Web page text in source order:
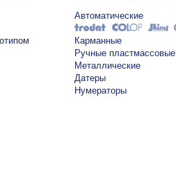
Автоматические
Карманные
Ручные пластмассовые
Металлические
Датеры
Нумераторы